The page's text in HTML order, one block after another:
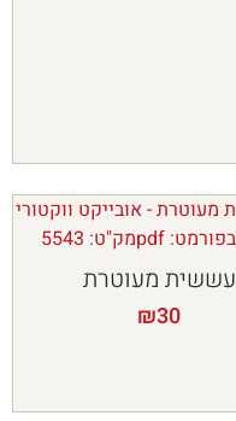
עששית מעוטרת
₪30